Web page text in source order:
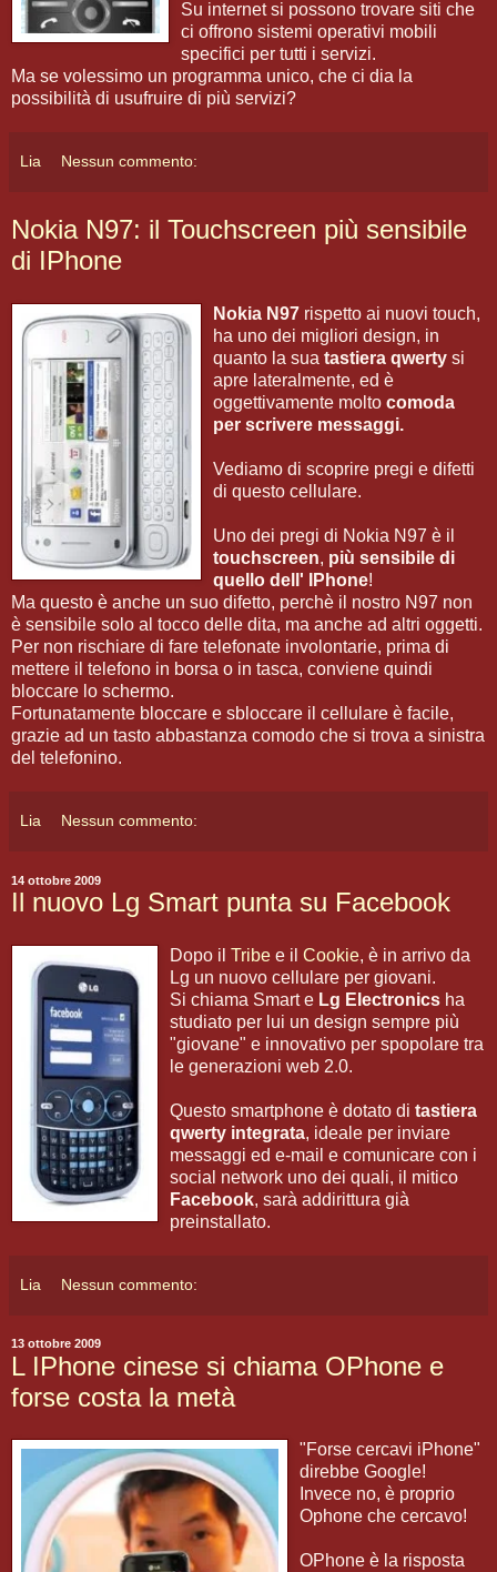
Su internet si possono trovare siti che
ci offrono sistemi operativi mobili
specifici per tutti i servizi.
Ma se volessimo un programma unico, che ci dia la
possibilità di usufruire di più servizi?
Lia Nessun commento:
Nokia N97: il Touchscreen più sensibile
di IPhone
Nokia N97 rispetto ai nuovi touch,
ha uno dei migliori design, in
quanto la sua tastiera qwerty si
apre lateralmente, ed è
oggettivamente molto comoda
per scrivere messaggi.
Vediamo di scoprire pregi e difetti
di questo cellulare.
Uno dei pregi di Nokia N97 è il
touchscreen, più sensibile di
quello dell' IPhone!
Ma questo è anche un suo difetto, perchè il nostro N97 non
è sensibile solo al tocco delle dita, ma anche ad altri oggetti.
Per non rischiare di fare telefonate involontarie, prima di
mettere il telefono in borsa o in tasca, conviene quindi
bloccare lo schermo.
Fortunatamente bloccare e sbloccare il cellulare è facile,
grazie ad un tasto abbastanza comodo che si trova a sinistra
del telefonino.
Lia Nessun commento:
14 ottobre 2009
Il nuovo Lg Smart punta su Facebook
Dopo il Tribe e il Cookie, è in arrivo da
Lg un nuovo cellulare per giovani.
Si chiama Smart e Lg Electronics ha
studiato per lui un design sempre più
"giovane" e innovativo per spopolare tra
le generazioni web 2.0.
Questo smartphone è dotato di tastiera
qwerty integrata, ideale per inviare
messaggi ed e-mail e comunicare con i
social network uno dei quali, il mitico
Facebook, sarà addirittura già
preinstallato.
Lia Nessun commento:
13 ottobre 2009
L IPhone cinese si chiama OPhone e
forse costa la metà
"Forse cercavi iPhone"
direbbe Google!
Invece no, è proprio
Ophone che cercavo!
OPhone è la risposta